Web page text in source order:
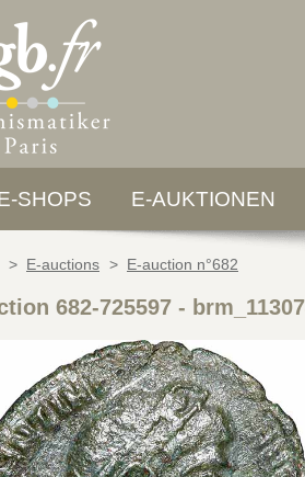
SHOPS E-AUKTIONEN
> E-auctions > E-auction n°682
682-725597 -